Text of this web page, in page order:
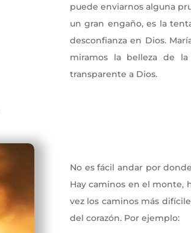
puede enviarnos alguna
un gran engaño, es la
desconfianza en Dios.
miramos la belleza de
transparente a Dios.
No es fácil andar por
Hay caminos en el monte,
vez los caminos más
del corazón. Por ejemplo: